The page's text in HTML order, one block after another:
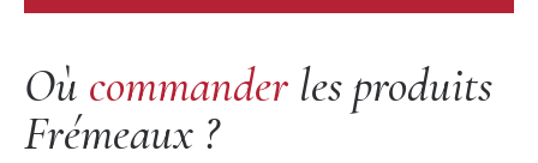
Où commander les produits
Frémeaux ?